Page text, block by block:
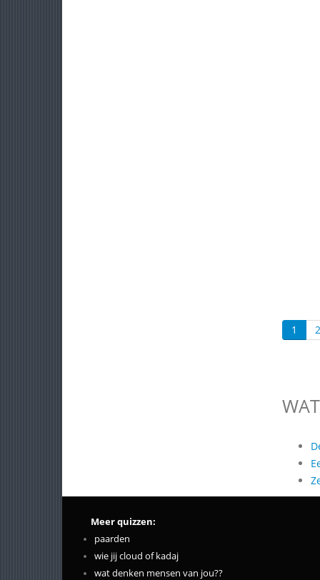
1 2
Meer quizzen:
paarden
wie jij cloud of kadaj
wat denken mensen van jou??